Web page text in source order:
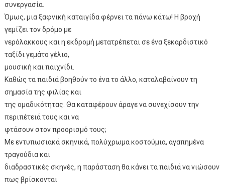
συνεργασία.
Όμως, μια ξαφνική καταιγίδα φέρνει τα πάνω κάτω! Η βροχή
γεμίζει τον δρόμο με
νερόλακκους και η εκδρομή μετατρέπεται σε ένα ξεκαρδιστικό
ταξίδι γεμάτο γέλιο,
μουσική και παιχνίδι.
Καθώς τα παιδιά βοηθούν το ένα το άλλο, καταλαβαίνουν τη
σημασία της φιλίας και
της ομαδικότητας. Θα καταφέρουν άραγε να συνεχίσουν την
περιπέτειά τους και να
φτάσουν στον προορισμό τους;
Με εντυπωσιακά σκηνικά, πολύχρωμα κοστούμια, αγαπημένα
τραγούδια και
διαδραστικές σκηνές, η παράσταση θα κάνει τα παιδιά να νιώσουν
πως βρίσκονται